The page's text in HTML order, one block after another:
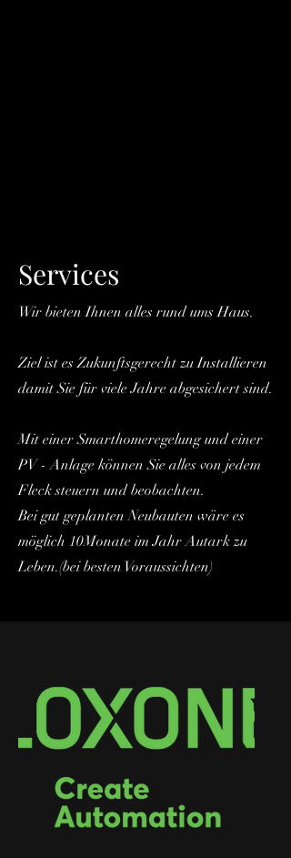
Services
Wir bieten Ihnen alles rund ums Haus.
Ziel ist es Zukunftsgerecht zu Installieren
damit Sie für viele Jahre abgesichert sind.
Mit einer Smarthomeregelung und einer
PV - Anlage können Sie alles von jedem
Fleck steuern und beobachten.
Bei gut geplanten Neubauten wäre es
möglich 10Monate im Jahr Autark zu
Leben.(bei besten Voraussichten)